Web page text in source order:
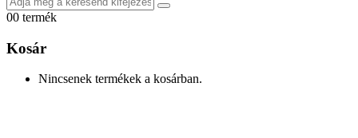
00 termék
Kosár
Nincsenek termékek a kosárban.